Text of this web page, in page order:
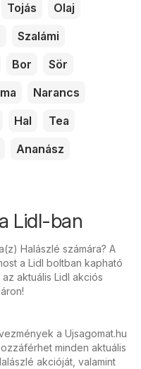
Tojás
Olaj
Szalámi
Bor
Sör
Narancs
Hal
Tea
Ananász
Lidl-ban
Halászlé számára? A
a Lidl boltban kapható
aktuális Lidl akciós
a Ujsagomat.hu
minden aktuális
akcióját, valamint